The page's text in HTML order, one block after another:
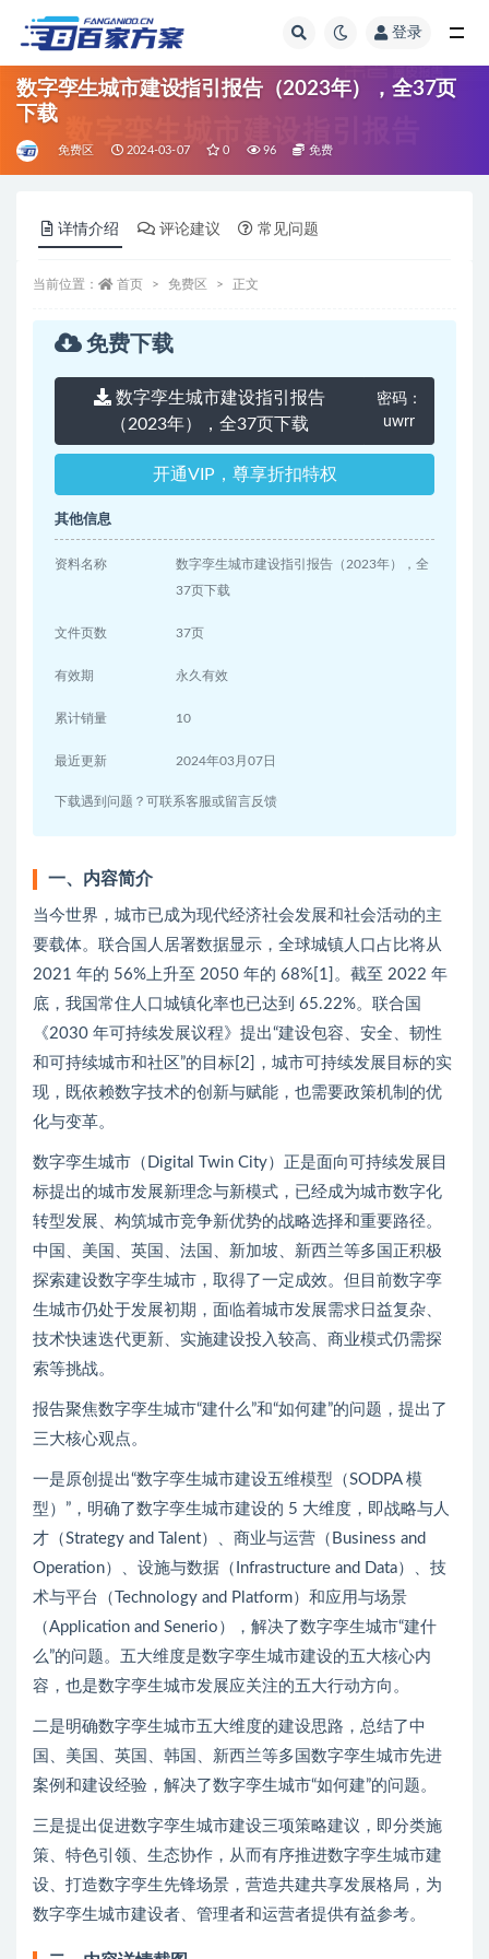
登录
数字孪生城市建设指引报告（2023年），全37页
下载
免费区 2024-03-07 0 96 免费
详情介绍 评论建议 常见问题
当前位置： 首页 免费区 正文
免费下载
数字孪生城市建设指引报告
（2023年），全37页下载
密码：
uwrr
开通VIP，尊享折扣特权
其他信息
资料名称
数字孪生城市建设指引报告（2023年），全
37页下载
文件页数 37页
有效期 永久有效
累计销量 10
最近更新 2024年03月07日
下载遇到问题？可联系客服或留言反馈
一、内容简介
当今世界，城市已成为现代经济社会发展和社会活动的主
要载体。联合国人居署数据显示，全球城镇人口占比将从
2021 年的 56%上升至 2050 年的 68%[1]。截至 2022 年
底，我国常住人口城镇化率也已达到 65.22%。联合国
《2030 年可持续发展议程》提出“建设包容、安全、韧性
和可持续城市和社区”的目标[2]，城市可持续发展目标的实
现，既依赖数字技术的创新与赋能，也需要政策机制的优
化与变革。
数字孪生城市（Digital Twin City）正是面向可持续发展目
标提出的城市发展新理念与新模式，已经成为城市数字化
转型发展、构筑城市竞争新优势的战略选择和重要路径。
中国、美国、英国、法国、新加坡、新西兰等多国正积极
探索建设数字孪生城市，取得了一定成效。但目前数字孪
生城市仍处于发展初期，面临着城市发展需求日益复杂、
技术快速迭代更新、实施建设投入较高、商业模式仍需探
索等挑战。
报告聚焦数字孪生城市“建什么”和“如何建”的问题，提出了
三大核心观点。
一是原创提出“数字孪生城市建设五维模型（SODPA 模
型）”，明确了数字孪生城市建设的 5 大维度，即战略与人
才（Strategy and Talent）、商业与运营（Business and
Operation）、设施与数据（Infrastructure and Data）、技
术与平台（Technology and Platform）和应用与场景
（Application and Senerio），解决了数字孪生城市“建什
么”的问题。五大维度是数字孪生城市建设的五大核心内
容，也是数字孪生城市发展应关注的五大行动方向。
二是明确数字孪生城市五大维度的建设思路，总结了中
国、美国、英国、韩国、新西兰等多国数字孪生城市先进
案例和建设经验，解决了数字孪生城市“如何建”的问题。
三是提出促进数字孪生城市建设三项策略建议，即分类施
策、特色引领、生态协作，从而有序推进数字孪生城市建
设、打造数字孪生先锋场景，营造共建共享发展格局，为
数字孪生城市建设者、管理者和运营者提供有益参考。